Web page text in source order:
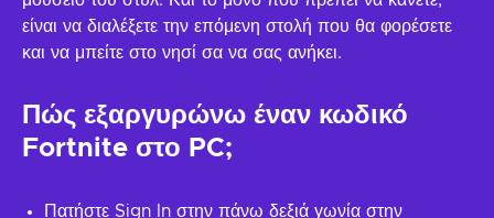
είναι να διαλέξετε την επόμενη στολή που θα φορέσετε
και να μπείτε στο νησί σα να σας ανήκει.
Πώς εξαργυρώνω έναν κωδικό
Fortnite στο PC;
Πατήστε Sign In στην πάνω δεξιά γωνία στην